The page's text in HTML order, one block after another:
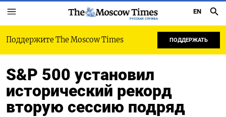
РУССКАЯ СЛУЖБА
EN
Поддержите The Moscow Times ПОДДЕРЖАТЬ
S&P 500 установил
исторический рекорд
вторую сессию подряд